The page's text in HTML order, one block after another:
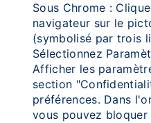
Sous Chrome :
navigateur sur le
(symbolisé par trois
Sélectionnez
Afficher les
section
préférences. Dans
vous pouvez bloquer